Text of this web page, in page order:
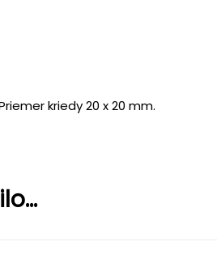
kriedy 20 x 20 mm.